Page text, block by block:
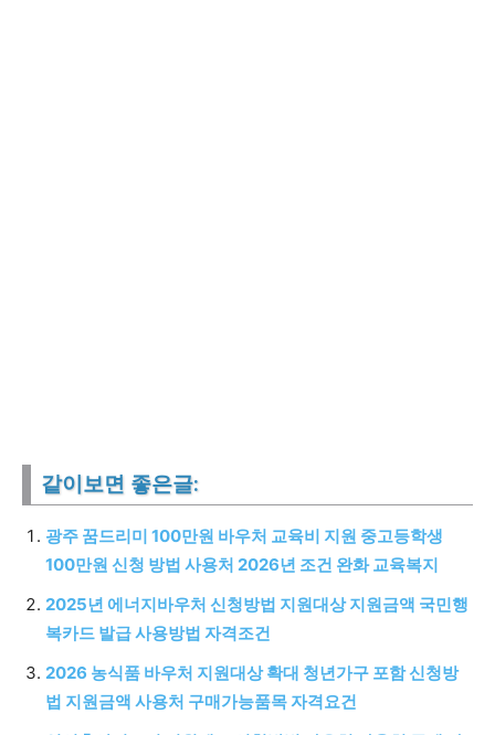
같이보면 좋은글:
광주 꿈드리미 100만원 바우처 교육비 지원 중고등학생
100만원 신청 방법 사용처 2026년 조건 완화 교육복지
2025년 에너지바우처 신청방법 지원대상 지원금액 국민행
복카드 발급 사용방법 자격조건
2026 농식품 바우처 지원대상 확대 청년가구 포함 신청방
법 지원금액 사용처 구매가능품목 자격요건